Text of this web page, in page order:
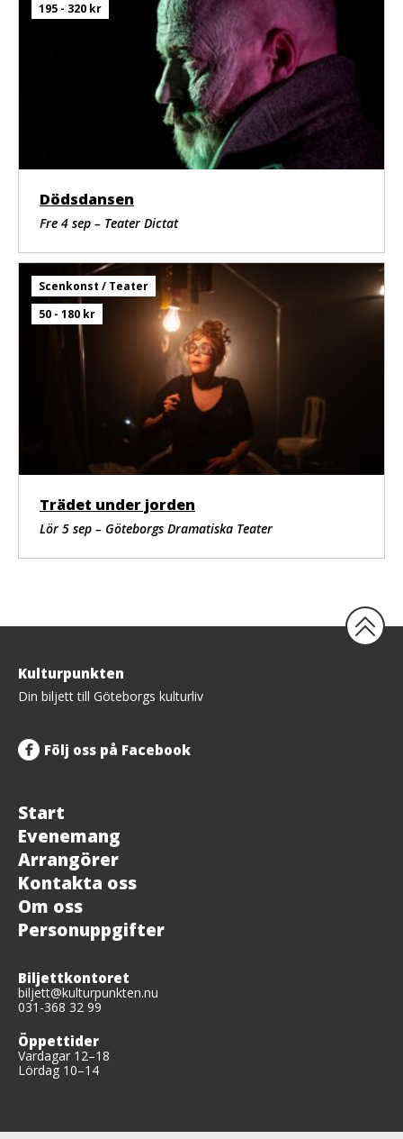
195 - 320 kr
Dödsdansen
Fre 4 sep – Teater Dictat
Scenkonst / Teater
50 - 180 kr
Trädet under jorden
Lör 5 sep – Göteborgs Dramatiska Teater
Tillbaka
upp
Kulturpunkten
Din biljett till Göteborgs kulturliv
Följ oss på Facebook
Start
Evenemang
Arrangörer
Kontakta oss
Om oss
Personuppgifter
Biljettkontoret
biljett@kulturpunkten.nu
031-368 32 99
Öppettider
Vardagar 12–18
Lördag 10–14